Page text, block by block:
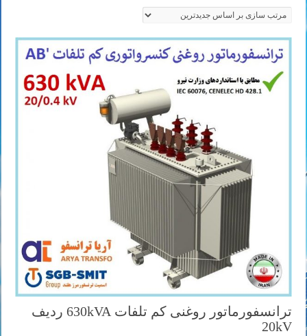
ترانسفورماتور روغنی کم تلفات 630kVA ردیف
20kV